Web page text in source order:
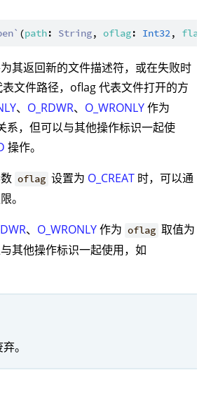
(path: String, oflag: Int32, flag
其返回新的文件描述符，或在失败时
文件路径，oflag 代表文件打开的方
、 O_RDWR、 O_WRONLY作为
系，但可以与其他操作标识一起使
操作。
oflag 设置为 O_CREAT 时，可以通
。
、 O_WRONLY作为 oflag 取值为
其他操作标识一起使用，如
。